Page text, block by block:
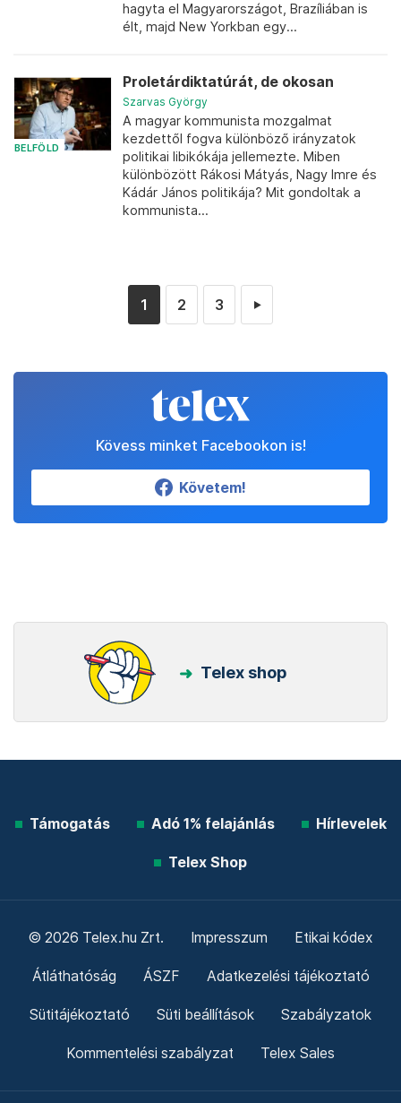
hagyta el Magyarországot, Brazíliában is
élt, majd New Yorkban egy...
BELFÖLD
Proletárdiktatúrát, de okosan
Szarvas György
A magyar kommunista mozgalmat
kezdettől fogva különböző irányzatok
politikai libikókája jellemezte. Miben
különbözött Rákosi Mátyás, Nagy Imre és
Kádár János politikája? Mit gondoltak a
kommunista...
1 2 3 ►
Kövess minket Facebookon is!
Követem!
Telex shop
Támogatás Adó 1% felajánlás Hírlevelek
Telex Shop
© 2026 Telex.hu Zrt. Impresszum Etikai kódex
Átláthatóság ÁSZF Adatkezelési tájékoztató
Sütitájékoztató Süti beállítások Szabályzatok
Kommentelési szabályzat Telex Sales